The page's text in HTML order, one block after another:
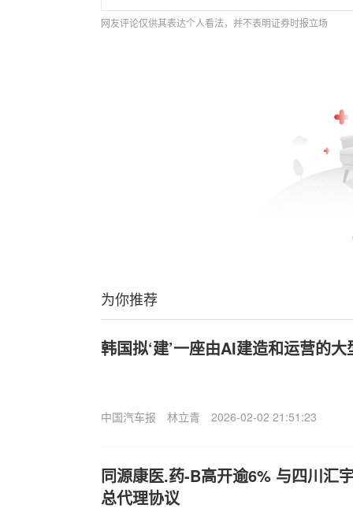
网友评论仅供其表达个人看法，并不表明证券时报立场
为你推荐
韩国拟‘建’一座由AI建造和运营的
中国汽车报 林立青 2026-02-02 21:51:23
同源康医.药-B高开逾6% 与四川汇
总代理协议